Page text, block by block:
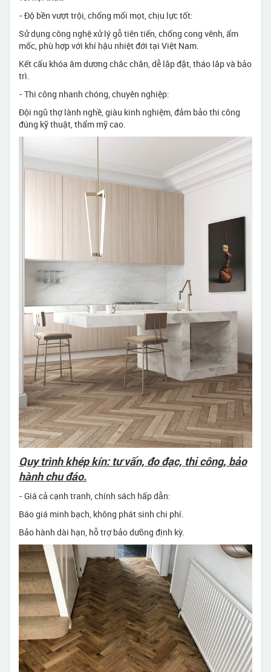
- Độ bền vượt trội, chống mối mọt, chịu lực tốt:
Sử dụng công nghệ xử lý gỗ tiên tiến, chống cong vênh, ẩm
mốc, phù hợp với khí hậu nhiệt đới tại Việt Nam.
Kết cấu khóa âm dương chắc chắn, dễ lắp đặt, tháo lắp và bảo
trì.
- Thi công nhanh chóng, chuyên nghiệp:
Đội ngũ thợ lành nghề, giàu kinh nghiệm, đảm bảo thi công
đúng kỹ thuật, thẩm mỹ cao.
Quy trình khép kín: tư vấn, đo đạc, thi công, bảo
hành chu đáo.
- Giá cả cạnh tranh, chính sách hấp dẫn:
Báo giá minh bạch, không phát sinh chi phí.
Bảo hành dài hạn, hỗ trợ bảo dưỡng định kỳ.